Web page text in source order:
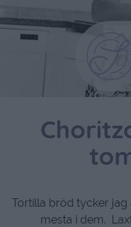
Tortilla bröd tycker
mesta i dem.